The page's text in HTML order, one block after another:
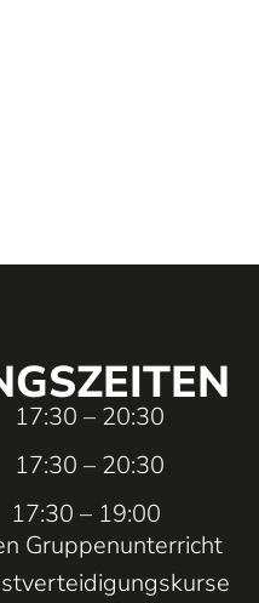
– 20:30
– 20:30
– 19:00
Gruppen­unterricht